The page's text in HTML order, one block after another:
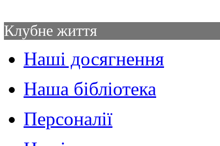
Клубне життя
Наші досягнення
Наша бібліотека
Персоналії